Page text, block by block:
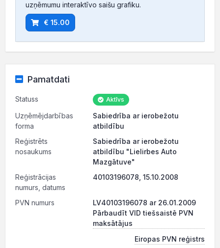
uzņēmumu interaktīvo saišu grafiku.
€ 15.00
Pamatdati
Statuss Aktīvs
Uzņēmējdarbības
forma
Sabiedrība ar ierobežotu
atbildību
Reģistrēts
nosaukums
Sabiedrība ar ierobežotu
atbildību "Lielirbes Auto
Mazgātuve"
Reģistrācijas
numurs, datums
40103196078, 15.10.2008
PVN numurs
LV40103196078 ar 26.01.2009
Pārbaudīt VID tiešsaistē PVN
maksātājus
Eiropas PVN reģistrs